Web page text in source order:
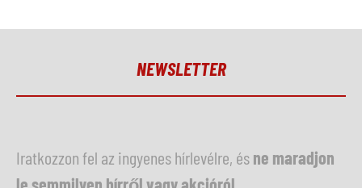
NEWSLETTER
Iratkozzon fel az ingyenes hírlevélre, ésne maradjon